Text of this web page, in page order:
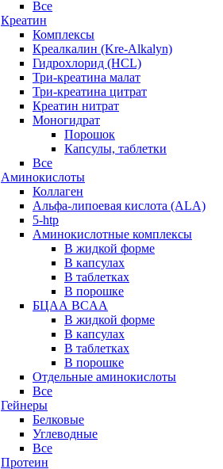
Все
Креатин
Комплексы
Креалкалин (Kre-Alkalyn)
Гидрохлорид (HCL)
Три-креатина малат
Три-креатина цитрат
Креатин нитрат
Моногидрат
Порошок
Капсулы, таблетки
Все
Аминокислоты
Коллаген
Альфа-липоевая кислота (ALA)
5-htp
Аминокислотные комплексы
В жидкой форме
В капсулах
В таблетках
В порошке
БЦАА BCAA
В жидкой форме
В капсулах
В таблетках
В порошке
Отдельные аминокислоты
Все
Гейнеры
Белковые
Углеводные
Все
Протеин